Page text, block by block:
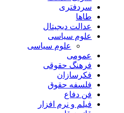
سردفتری
طاها
عدالت دیجیتال
علوم سیاسی
علوم سیاسی
عمومی
فرهنگ حقوقی
فکرسازان
فلسفه حقوق
فن دفاع
فیلم و نرم افزار